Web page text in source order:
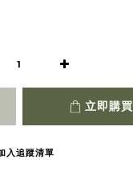
立即購買
入追蹤清單